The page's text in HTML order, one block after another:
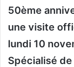
50ème
une visite
lundi 10
Spécialisé